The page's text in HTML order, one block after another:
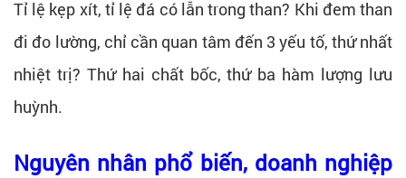
Tỉ lệ kẹp xít, tỉ lệ đá có lẫn trong than? Khi đem than
đi đo lường, chỉ cần quan tâm đến 3 yếu tố, thứ nhất
nhiệt trị? Thứ hai chất bốc, thứ ba hàm lượng lưu
huỳnh.
Nguyên nhân phổ biến, doanh nghiệp